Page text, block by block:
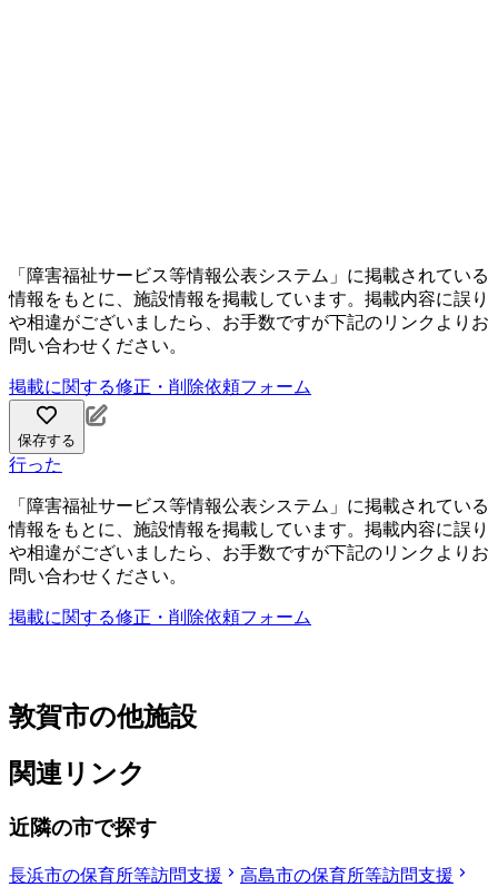
「障害福祉サービス等情報公表システム」に掲載されている
情報をもとに、施設情報を掲載しています。掲載内容に誤り
や相違がございましたら、お手数ですが下記のリンクよりお
問い合わせください。
掲載に関する修正・削除依頼フォーム
保存する
行った
「障害福祉サービス等情報公表システム」に掲載されている
情報をもとに、施設情報を掲載しています。掲載内容に誤り
や相違がございましたら、お手数ですが下記のリンクよりお
問い合わせください。
掲載に関する修正・削除依頼フォーム
敦賀市の他施設
関連リンク
近隣の市で探す
長浜市の保育所等訪問支援
高島市の保育所等訪問支援